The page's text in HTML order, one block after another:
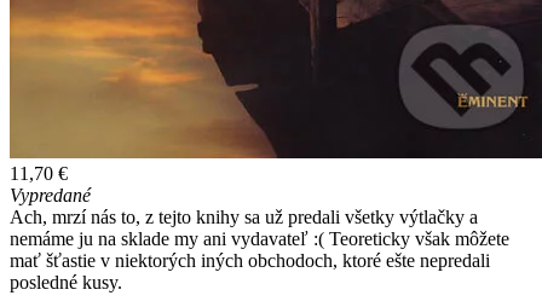
11,70 €
Vypredané
Ach, mrzí nás to, z tejto knihy sa už predali všetky výtlačky a
nemáme ju na sklade my ani vydavateľ :( Teoreticky však môžete
mať šťastie v niektorých iných obchodoch, ktoré ešte nepredali
posledné kusy.